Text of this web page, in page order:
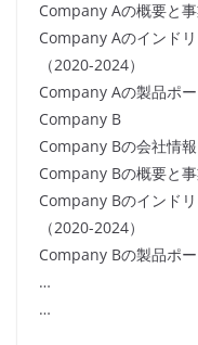
Company Aの概要と
Company Aのインド
（2020-2024）
Company Aの製品ポ
Company B
Company Bの会社情報
Company Bの概要と
Company Bのインド
（2020-2024）
Company Bの製品ポ
…
…